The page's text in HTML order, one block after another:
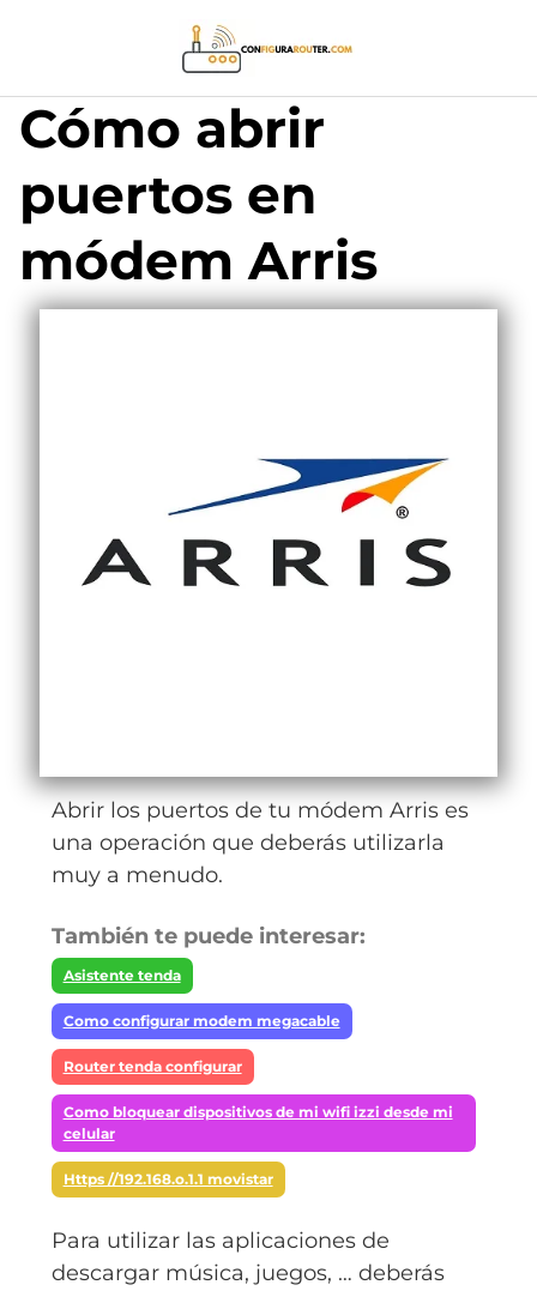
Cómo abrir
puertos en
módem Arris
Abrir los puertos de tu módem Arris es
una operación que deberás utilizarla
muy a menudo.
También te puede interesar:
Asistente tenda
Como configurar modem megacable
Router tenda configurar
Como bloquear dispositivos de mi wifi izzi desde mi
celular
Https //192.168.o.1.1 movistar
Para utilizar las aplicaciones de
descargar música, juegos, … deberás